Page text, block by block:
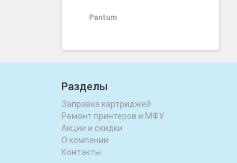
Pantum
Разделы
Заправка картриджей
Ремонт принтеров и МФУ
Акции и скидки
О компании
Контакты